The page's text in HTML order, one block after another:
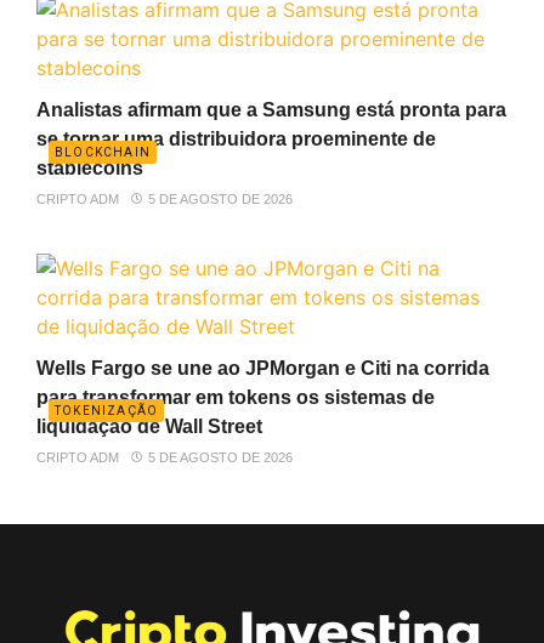
BLOCKCHAIN
Analistas afirmam que a Samsung está pronta para
se tornar uma distribuidora proeminente de
stablecoins
CRIPTO ADM 5 DE AGOSTO DE 2026
TOKENIZAÇÃO
Wells Fargo se une ao JPMorgan e Citi na corrida
para transformar em tokens os sistemas de
liquidação de Wall Street
CRIPTO ADM 5 DE AGOSTO DE 2026